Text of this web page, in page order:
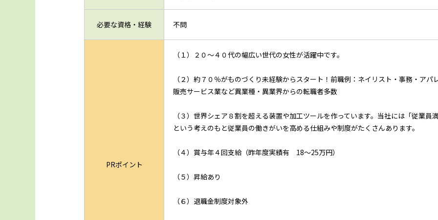
必要な資格・経験 不問
PRポイント
（１）２０～４０代の幅広い世代の女性が活躍中です。
（２）約７０％がものづくり未経験からスタート！前職例：ネイリスト・事務・ア
販売サービス業など異業種・異業界からの転職者多数
（３）世界シェア８割を超える装置や加工ツールを作っています。当社には「従業
という考えのもと従業員の働きがいを高める仕組みや制度がたくさんあります。
（４）賞与年４回支給（昨年度実績有 18～25万円）
（５）昇給あり
（６）退職金制度対象外